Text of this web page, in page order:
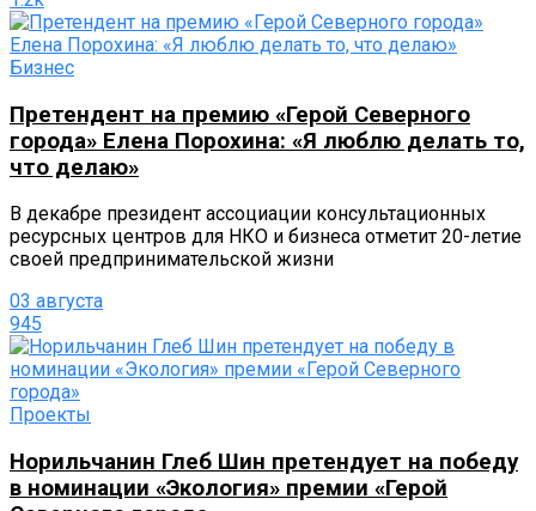
Бизнес
Претендент на премию «Герой Северного
города» Елена Порохина: «Я люблю делать то,
что делаю»
В декабре президент ассоциации консультационных
ресурсных центров для НКО и бизнеса отметит 20-летие
своей предпринимательской жизни
03 августа
945
Проекты
Норильчанин Глеб Шин претендует на победу
в номинации «Экология» премии «Герой